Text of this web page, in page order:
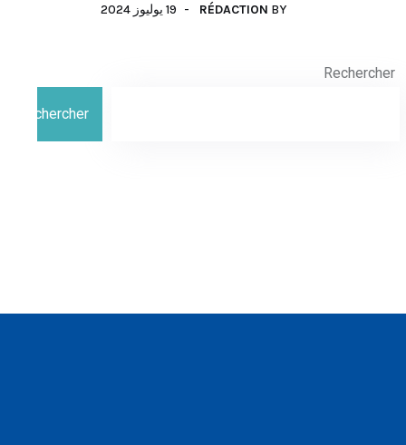
BY
RÉDACTION 19 يوليوز 2024
Rechercher
Rechercher